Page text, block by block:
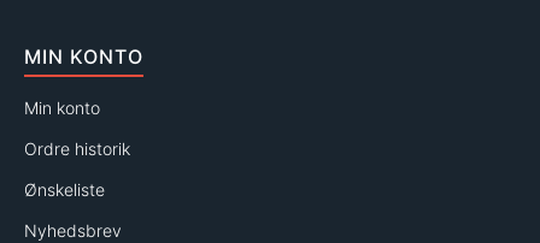
MIN KONTO
Min konto
Ordre historik
Ønskeliste
Nyhedsbrev